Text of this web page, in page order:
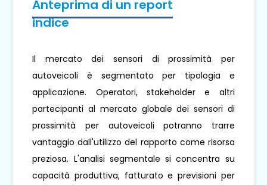
Anteprima di un report
indice
Il mercato dei sensori di prossimità per
autoveicoli è segmentato per tipologia e
applicazione. Operatori, stakeholder e altri
partecipanti al mercato globale dei sensori di
prossimità per autoveicoli potranno trarre
vantaggio dall'utilizzo del rapporto come risorsa
preziosa. L'analisi segmentale si concentra su
capacità produttiva, fatturato e previsioni per